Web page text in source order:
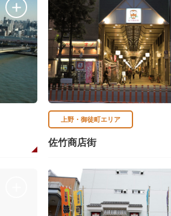
上野・御徒町エリア
佐竹商店街